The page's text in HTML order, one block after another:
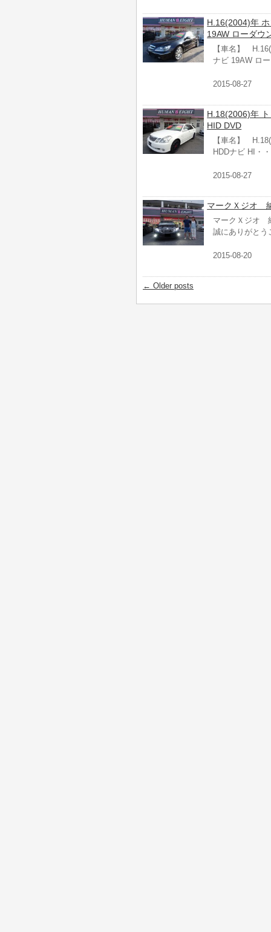
H.16(2004)年
19AW ローダウ
【車名】
ナビ 19AW ロ
2015-08-27
H.18(2006)年
HID DVD
【車名】
HDDナビ HI・
2015-08-27
マークＸジオ
マークＸジオ
誠にありがとう
2015-08-20
← Older posts